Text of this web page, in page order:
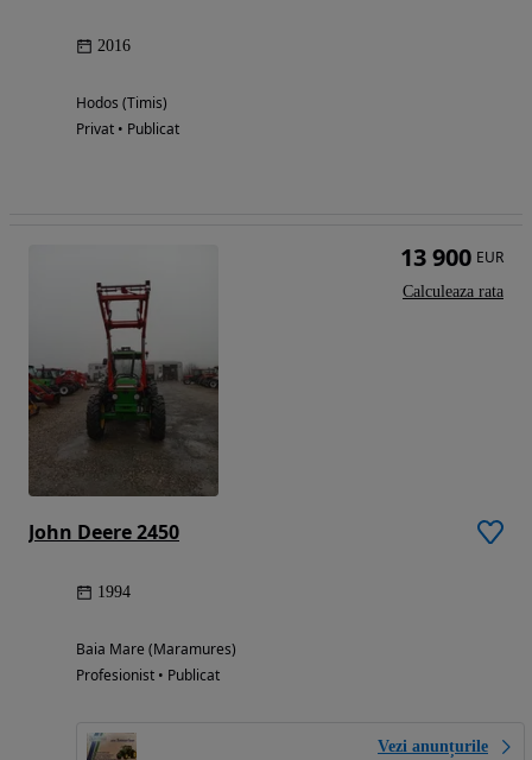
2016
Hodos (Timis)
Privat • Publicat
John Deere 2450
1994
Baia Mare (Maramures)
Profesionist • Publicat
Vezi anunțurile
13 900 EUR
Calculeaza rata